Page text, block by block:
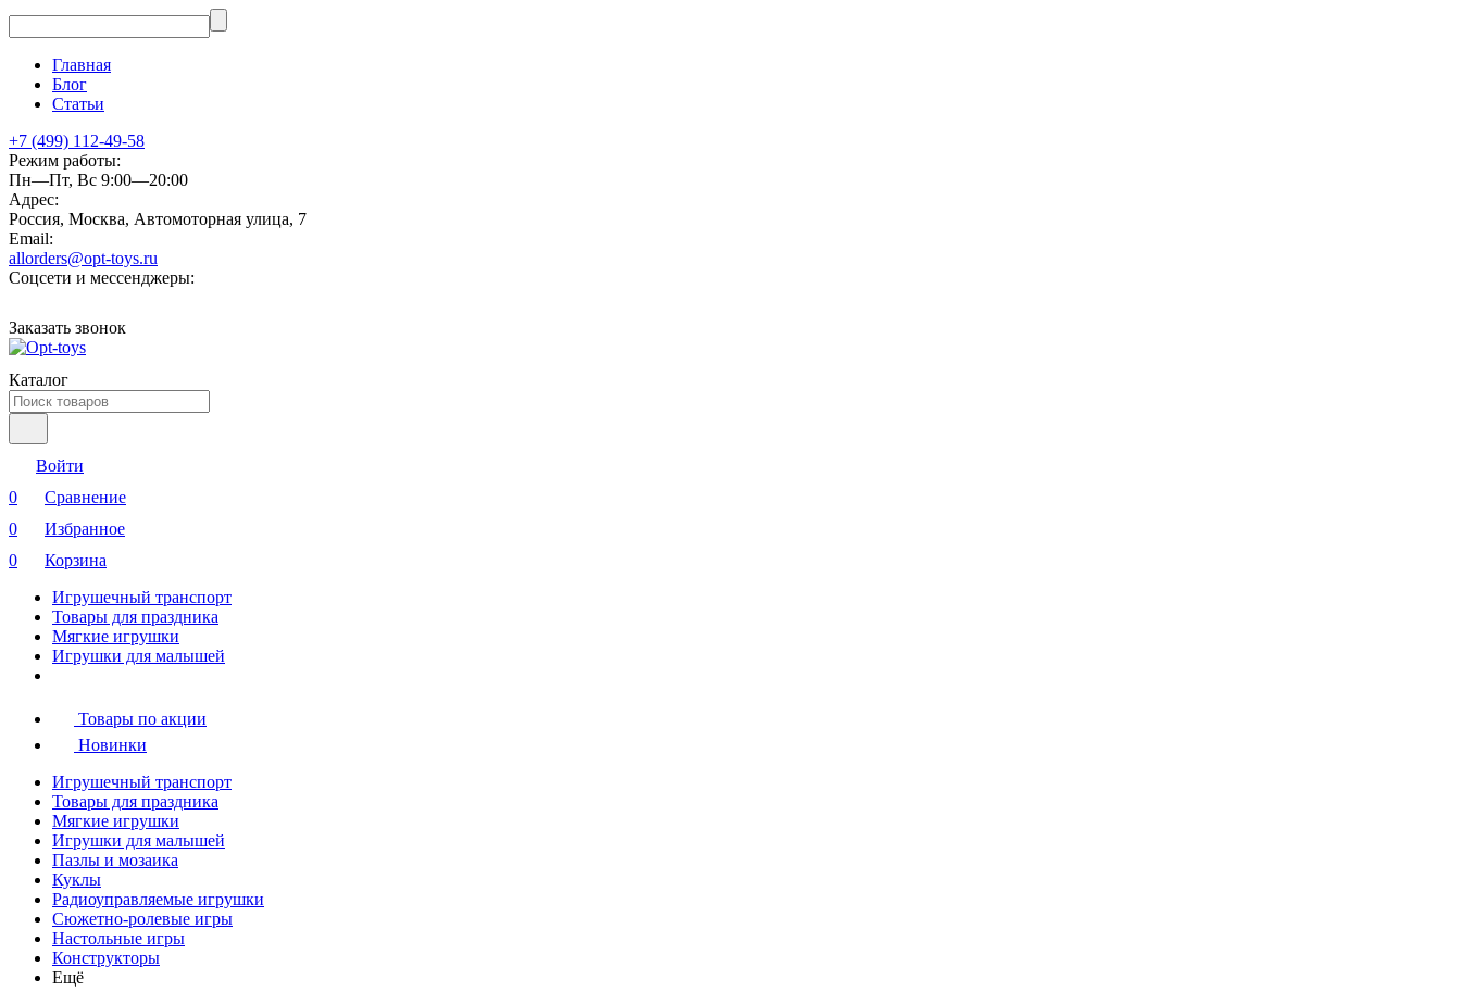
Главная
Блог
Статьи
+7 (499) 112-49-58
Режим работы:
Пн—Пт, Вс 9:00—20:00
Адрес:
Россия, Москва, Автомоторная улица, 7
Email:
allorders@opt-toys.ru
Соцсети и мессенджеры:
Заказать звонок
Каталог
Войти
0
Сравнение
0
Избранное
0
Корзина
Игрушечный транспорт
Товары для праздника
Мягкие игрушки
Игрушки для малышей
Товары по акции
Новинки
Игрушечный транспорт
Товары для праздника
Мягкие игрушки
Игрушки для малышей
Пазлы и мозаика
Куклы
Радиоуправляемые игрушки
Сюжетно-ролевые игры
Настольные игры
Конструкторы
Ещё